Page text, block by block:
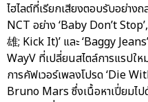
ไฮไลต์ที่เรียกเสียงตอบรับอย่าง
NCT อย่าง ‘Baby Don’t
雄; Kick It)’ และ ‘Baggy
WayV ที่เปลี่ยนสไตล์การแรปให
การคัฟเวอร์เพลงโปรด ‘Die
Bruno Mars ซึ่งเนื้อหาเปี่ยมไ